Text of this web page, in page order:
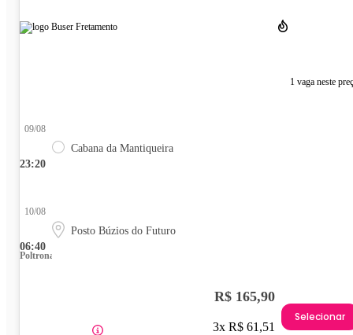
1 vaga neste
23:20
09/08
Cabana da Mantiqueira
06:40
10/08
Posto Búzios do Futuro
Poltrona
R$ 165,90
3x R$ 61,51
Selecionar